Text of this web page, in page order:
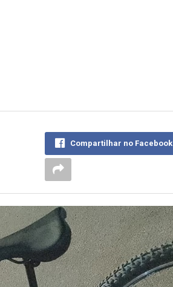
Compartilhar no Facebook